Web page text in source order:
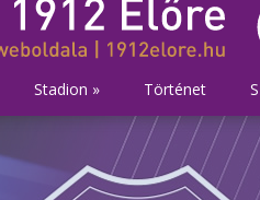
Stadion » Történet